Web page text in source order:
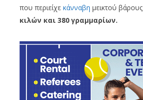
που περιείχε κάνναβη μεικτού βάρους
κιλών και 380 γραμμαρίων.